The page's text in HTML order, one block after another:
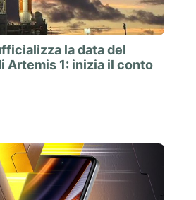
la data del
Artemis 1: inizia il conto